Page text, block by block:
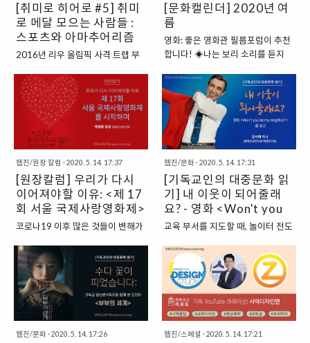
은 그런 분위기를 “김수환 추기경
신드롬”이라 부르며 하나의 사회 현
상으로 명명하기도 하였다. 암울한
군사 독재 시절, 87년 6·10 항쟁 당
시 학생들을 진압하기 위해 몰려온
전경들을 향해 “나를 밟고 가라!”라
고 외쳤던 유명한 그의 일화가 상징
하듯이, 그는 인권의 수호자이자 민
주화 운동의 든든한 지지자였고, 언
제나 사회적 약자의 편이 되어 주며
종교의 벽을 넘어 사랑을 실천함으
로써 ..
아오는 진퇴양난의 상황 가운데 누
구나 겪는 갈등과 고민을 담고자 했
다는 것이다. 상가건물 지하에서 작
은 개척교회를 섬기면서 대리운전
과 편의점 아르바이트로 생계를 유
지하는 목사 태욱(박혁권)과 아내
정인(류현경). 당장 재개발 때문에
교회 공간을 비워줘야 하고, 얼마 되
지 않는 성도 중 일부는 대형교회로
이동하기도 한다. 지독한 경제난 속
에서 하루하루 버텨나가던 어느 날,
갑작스러운 소식이 들려온..
[취미로 히어로 #5] 취미
로 메달 모으는 사람들 :
스포츠와 아마추어리즘
2016년 리우 올림픽 사격 트랩 부
Ling)은 인터뷰에서 ‘빨리 농장에 돌
아가 옥수수를 돌봐야 한다’고 말했
다. 그는 아버지와 함께 옥수수 농장
을 운영하고 있는데 농번기와 겹친
올림픽 시기 때문에 서둘러 귀국했
다고 한다. 전 세계에서 가장 운동을
잘하는 사람들이 모이는 올림픽에
서 전업 스포츠인이 아닌, 다른 직업
을 갖고 있는 이들이 메달을 따는 경
우가 꽤 많다. 같은 올림픽에서 유도
여자 48kg급 금메달을 딴 파울라
국의 정보경을 꺾고 금메달을 목에
걸었다. 운동 하나만 잘하기도 힘든
데, 거기다 올림픽에 나갈 정도인데
의사로서의 직업도 성실히 하고 있
다니..참 대단하다. 그런데 특별한
누군가만의 이야기는 아닌 거 같다.
한국 등 어..
[문화캘린더] 2020년 여
름
영화: 좋은 영화관 필름포럼이 추천
합니다! ◈나는 보리 소리를 듣지
리를 들을 수 있는 열한 살 아이 보
리. 보리는 ‘듣고’ 소통하는 사람들
의 일상이 결코 당연하게 느껴지지
않는 않습니다. 순수한 아이가 가족
들과 같아지고 싶은 마음에 특별한
소원을 빌게 되며 벌어지는 사랑스
러운 성장 드라마입니다. ‘장애’를
바라보는 기존의 사회적 시선에서
벗어나 새로운 방식으로 접근한다
는 점에서 영화계에서 높이 평가받
고 있습니다. *영화 는 좋은 영화관
필름포럼에서도 상영합니다. 공연
◈뮤지컬 루드윅: 베토벤 더 피아노
베토벤 탄생 250 주년을 맞아 뮤지
컬 가 돌아왔습니다. 청력에 이어 사
랑하는 사람마저 잃고 완전한 고독
속에 남겨졌던 베토벤. 좌절과 고통
으로 점철되었던 베토벤의 삶을 ..
웹진/원장 칼럼 · 2020. 5. 14. 17:37
[원장칼럼] 우리가 다시
이어져야할 이유: <제 17
회 서울 국제사랑영화제>
를 시작하며
코로나19 이후 많은 것들이 변해가
겨지던 것들이 과거의 유물이 되고
새로운 질서들이 만들어지고 있습
니다. 코로나로 인해 오프라인상의
인적 교류들이 제한되면서 이른바
뉴노멀(new normal)이라는 관계
맺기 방식이 자리하고 있습니다. 거
시적인 차원에서는 그동안 거스를
웹진/문화· 2020. 5. 14. 17:31
[기독교인의 대중문화 읽
기] 내 이웃이 되어줄래
요? - 영화 <Won't you
be my neighbor?> 를 보
교육 부서를 지도할 때, 놀이터 전도
거나 특별한 선물을 준비한 것도 아
니었다. 그저 날 좋은 어느 주일날,
예배를 드린 후 풍선을 하나씩 들고
나갔다.. 주변 아이들에게 나눠주는
‘미션’(?) 후에 신나게 놀이터에서
노는 게 다였다. “전도”란 단어가 주
는 거룩한 부담감이 과도한 부담으
웹진/문화· 2020. 5. 14. 17:26 웹진/스페셜 · 2020. 5. 14. 17:21